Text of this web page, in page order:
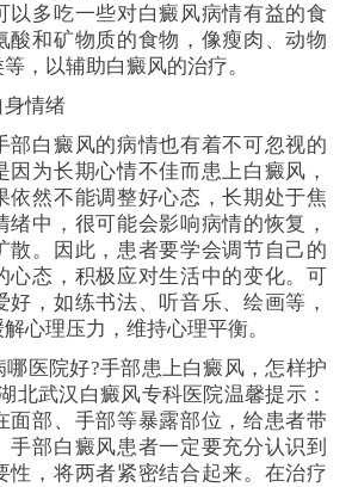
以多吃一些对白癜风病情有益的食
酸和矿物质的食物，像瘦肉、动物
，以辅助白癜风的治疗。
情绪
白癜风的病情也有着不可忽视的
因为长期心情不佳而患上白癜风，
依然不能调整好心态，长期处于焦
绪中，很可能会影响病情的恢复，
散。因此，患者要学会调节自己的
心态，积极应对生活中的变化。可
好，如练书法、听音乐、绘画等，
心理压力，维持心理平衡。
院好?手部患上白癜风，怎样护
北武汉白癜风专科医院温馨提示：
面部、手部等暴露部位，给患者带
手部白癜风患者一定要充分认识到
性，将两者紧密结合起来。在治疗